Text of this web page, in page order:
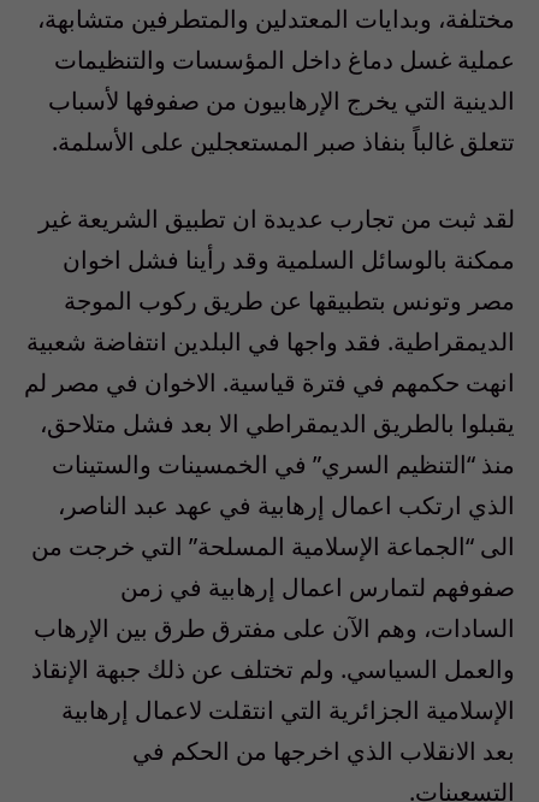
مختلفة، وبدايات المعتدلين والمتطرفين متشابهة،
عملية غسل دماغ داخل المؤسسات والتنظيمات
الدينية التي يخرج الإرهابيون من صفوفها لأسباب
تتعلق غالباً بنفاذ صبر المستعجلين على الأسلمة.
لقد ثبت من تجارب عديدة ان تطبيق الشريعة غير
ممكنة بالوسائل السلمية وقد رأينا فشل اخوان
مصر وتونس بتطبيقها عن طريق ركوب الموجة
الديمقراطية. فقد واجها في البلدين انتفاضة شعبية
انهت حكمهم في فترة قياسية. الاخوان في مصر لم
يقبلوا بالطريق الديمقراطي الا بعد فشل متلاحق،
منذ “التنظيم السري” في الخمسينات والستينات
الذي ارتكب اعمال إرهابية في عهد عبد الناصر،
الى “الجماعة الإسلامية المسلحة” التي خرجت من
صفوفهم لتمارس اعمال إرهابية في زمن
السادات، وهم الآن على مفترق طرق بين الإرهاب
والعمل السياسي. ولم تختلف عن ذلك جبهة الإنقاذ
الإسلامية الجزائرية التي انتقلت لاعمال إرهابية
بعد الانقلاب الذي اخرجها من الحكم في
التسعينات.